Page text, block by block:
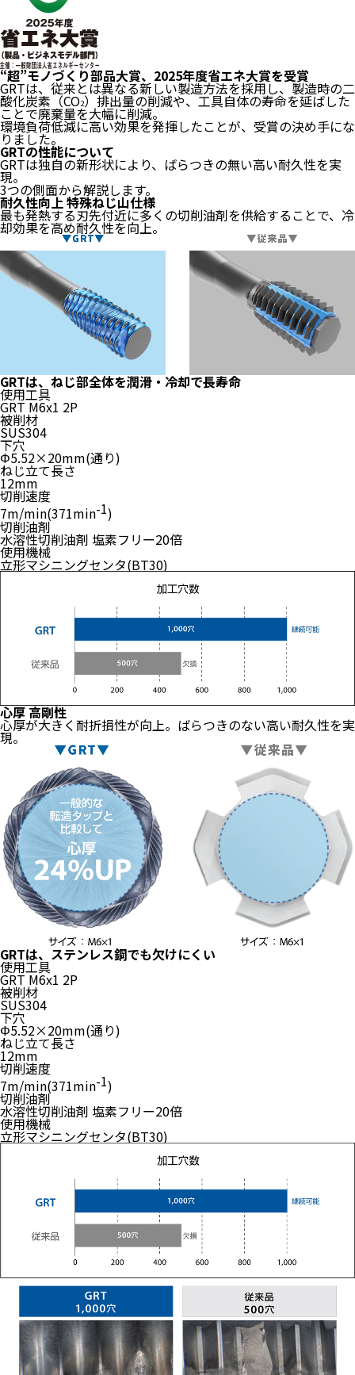
“超”モノづくり部品大賞、2025年度省エネ大賞を受賞
GRTは、従来とは異なる新しい製造方法を採用し、製造時の二
酸化炭素（CO2）排出量の削減や、工具自体の寿命を延ばした
ことで廃棄量を大幅に削減。
環境負荷低減に高い効果を発揮したことが、受賞の決め手にな
りました。
GRTの性能について
GRTは独自の新形状により、ばらつきの無い高い耐久性を実
現。
3つの側面から解説します。
耐久性向上特殊ねじ山仕様
最も発熱する刃先付近に多くの切削油剤を供給することで、冷
却効果を高め耐久性を向上。
GRTは、ねじ部全体を潤滑・冷却で長寿命
使用工具
GRT M6x1 2P
被削材
SUS304
下穴
Φ5.52×20mm(通り)
ねじ立て長さ
12mm
切削速度
7m/min(371min-1)
切削油剤
水溶性切削油剤 塩素フリー20倍
使用機械
立形マシニングセンタ(BT30)
心厚高剛性
心厚が大きく耐折損性が向上。ばらつきのない高い耐久性を実
現。
GRTは、ステンレス鋼でも欠けにくい
使用工具
GRT M6x1 2P
被削材
SUS304
下穴
Φ5.52×20mm(通り)
ねじ立て長さ
12mm
切削速度
7m/min(371min-1)
切削油剤
水溶性切削油剤 塩素フリー20倍
使用機械
立形マシニングセンタ(BT30)